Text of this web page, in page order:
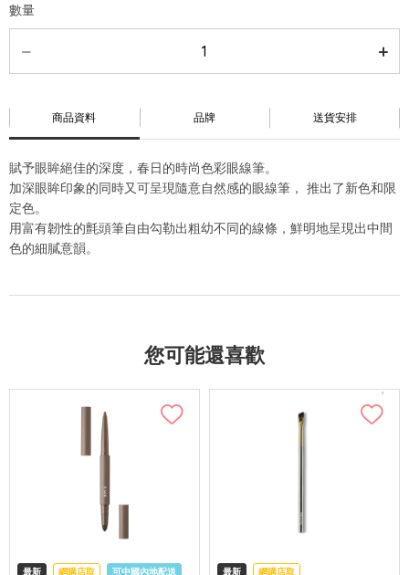
數量
商品資料 品牌 送貨安排
賦予眼眸絕佳的深度，春日的時尚色彩眼線筆。
加深眼眸印象的同時又可呈現隨意自然感的眼線筆， 推出了新色和限
定色。
用富有韌性的氈頭筆自由勾勒出粗幼不同的線條，鮮明地呈現出中間
色的細膩意韻。
您可能還喜歡
最新 網購店取 可中國內地配送 最新 網購店取